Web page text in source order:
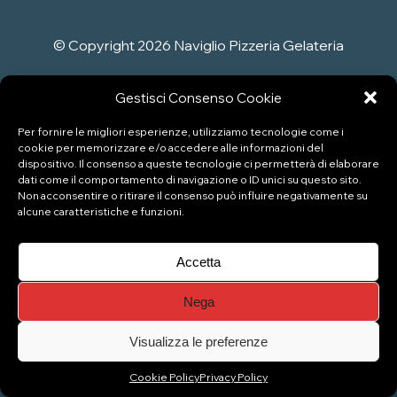
Gestisci Consenso Cookie
Per fornire le migliori esperienze, utilizziamo tecnologie come i
cookie per memorizzare e/o accedere alle informazioni del
dispositivo. Il consenso a queste tecnologie ci permetterà di elaborare
dati come il comportamento di navigazione o ID unici su questo sito.
Non acconsentire o ritirare il consenso può influire negativamente su
alcune caratteristiche e funzioni.
Accetta
Nega
Visualizza le preferenze
Cookie PolicyPrivacy Policy
© Copyright 2026 Naviglio Pizzeria Gelateria
Top
Gestisci consenso